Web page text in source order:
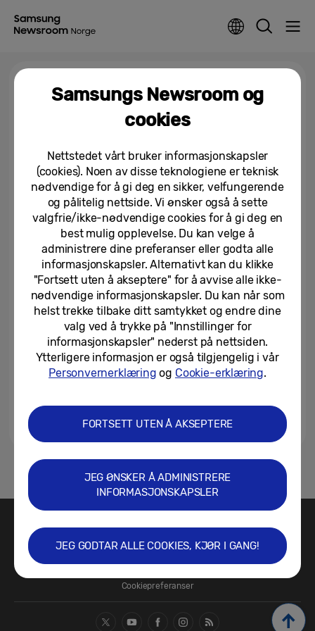
Tag >AI Single 1Door Fridge & Freezer
Samsung utvider
intelligent ytelse og raffinert...
21/04/2026
Kontakt oss
SAMSUNG.NO
Cookiepreferanser
Samsungs Newsroom og
cookies
Nettstedet vårt bruker informasjonskapsler
(cookies). Noen av disse teknologiene er teknisk
nødvendige for å gi deg en sikker, velfungerende
og pålitelig nettside. Vi ønsker også å sette
valgfrie/ikke-nødvendige cookies for å gi deg en
best mulig opplevelse. Du kan velge å
administrere dine preferanser eller godta alle
informasjonskapsler. Alternativt kan du klikke
"Fortsett uten å akseptere" for å avvise alle ikke-
nødvendige informasjonskapsler. Du kan når som
helst trekke tilbake ditt samtykket og endre dine
valg ved å trykke på "Innstillinger for
informasjonskapsler" nederst på nettsiden.
Ytterligere informasjon er også tilgjengelig i vår
Personvernerklæring og Cookie-erklæring.
FORTSETT UTEN Å AKSEPTERE
JEG ØNSKER Å ADMINISTRERE
INFORMASJONSKAPSLER
JEG GODTAR ALLE COOKIES, KJØR I GANG!